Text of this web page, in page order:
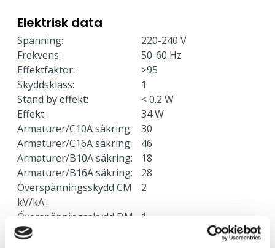
Elektrisk data
Spänning:
220-240 V
Frekvens:
50-60 Hz
Effektfaktor:
>95
Skyddsklass:
1
Stand by effekt:
< 0.2 W
Effekt:
34 W
Armaturer/C10A säkring:
30
Armaturer/C16A säkring:
46
Armaturer/B10A säkring:
18
Armaturer/B16A säkring:
28
Överspänningsskydd CM
kV/kA:
2
Överspänningsskydd DM
kV/kA:
1